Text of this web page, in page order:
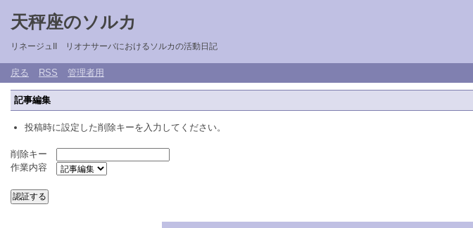
天秤座のソルカ
リネージュII リオナサーバにおけるソルカの活動日記
戻る RSS 管理者用
記事編集
投稿時に設定した削除キーを入力してください。
削除キー
作業内容